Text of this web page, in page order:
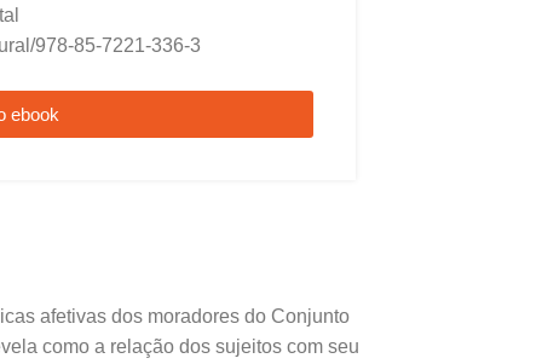
978-85-7221-336-3
ebook
afetivas dos moradores do Conjunto
como a relação dos sujeitos com seu